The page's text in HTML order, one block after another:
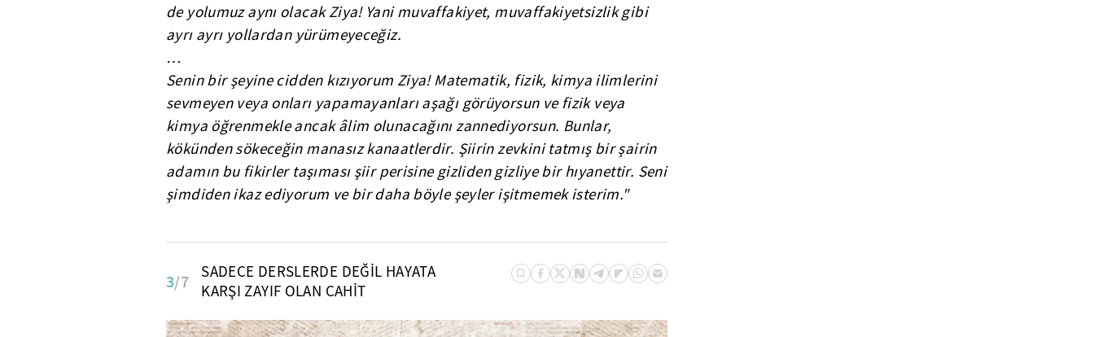
de yolumuz aynı olacak Ziya! Yani muvaffakiyet, muvaffakiyetsizlik gibi
ayrı ayrı yollardan yürümeyeceğiz.
…
Senin bir şeyine cidden kızıyorum Ziya! Matematik, fizik, kimya ilimlerini
sevmeyen veya onları yapamayanları aşağı görüyorsun ve fizik veya
kimya öğrenmekle ancak âlim olunacağını zannediyorsun. Bunlar,
kökünden sökeceğin manasız kanaatlerdir. Şiirin zevkini tatmış bir şairin
adamın bu fikirler taşıması şiir perisine gizliden gizliye bir hıyanettir. Seni
şimdiden ikaz ediyorum ve bir daha böyle şeyler işitmemek isterim."
3/7
SADECE DERSLERDE DEĞİL HAYATA
KARŞI ZAYIF OLAN CAHİT